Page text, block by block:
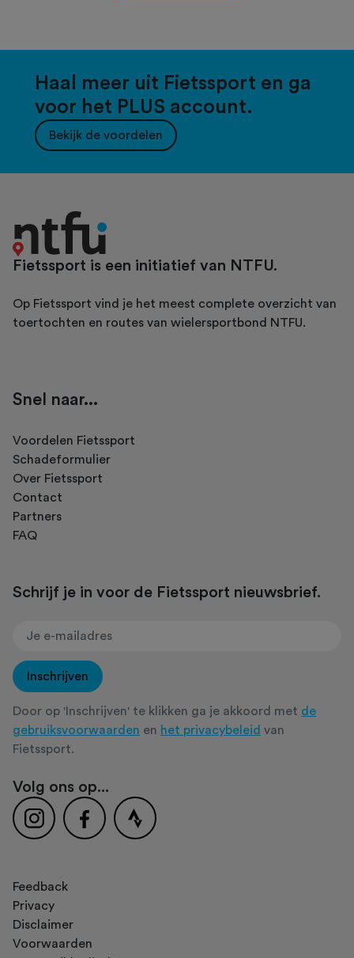
Haal meer uit Fietssport en ga
voor het PLUS account.
Bekijk de voordelen
Fietssport is een initiatief van NTFU.
Op Fietssport vind je het meest complete overzicht van
toertochten en routes van wielersportbond NTFU.
Snel naar...
Voordelen Fietssport
Schadeformulier
Over Fietssport
Contact
Partners
FAQ
Schrijf je in voor de Fietssport nieuwsbrief.
Inschrijven
Door op 'Inschrijven' te klikken ga je akkoord met de
gebruiksvoorwaarden en het privacybeleid van
Fietssport.
Volg ons op...
Feedback
Privacy
Disclaimer
Voorwaarden